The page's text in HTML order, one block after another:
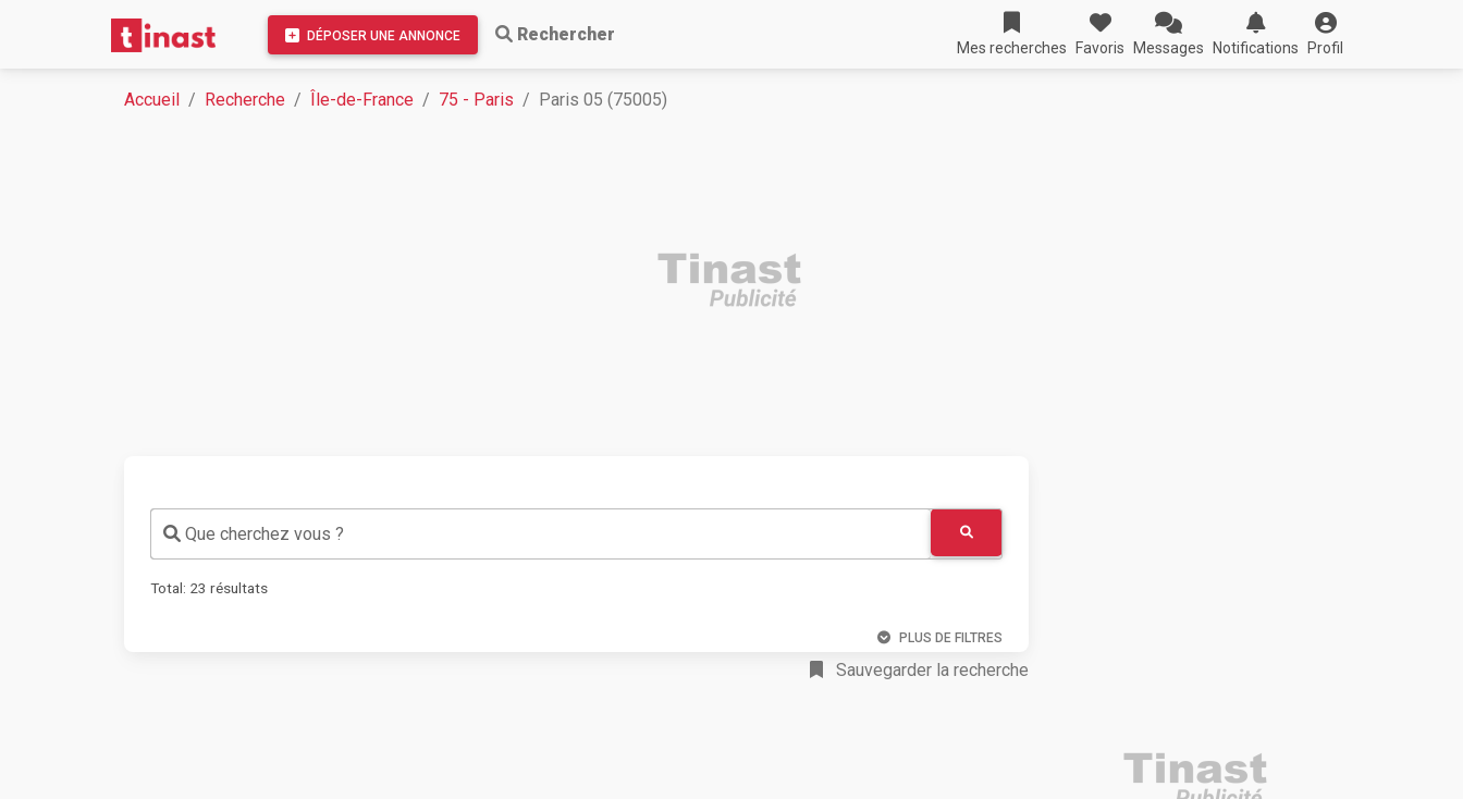
DÉPOSER UNE ANNONCE Rechercher
Mes recherches Favoris Messages Notifications Profil
Accueil Recherche Île-de-France 75 - Paris Paris 05 (75005)
Que cherchez vous ?
Total: 23 résultats
PLUS DE FILTRES
Sauvegarder la recherche